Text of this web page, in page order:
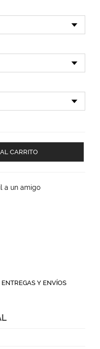
CARRITO
a un amigo
ENTREGAS Y ENVÍOS